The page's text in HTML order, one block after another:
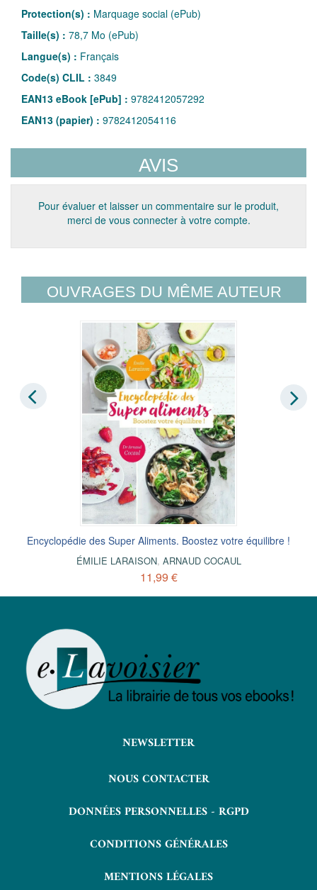
Protection(s) : Marquage social (ePub)
Taille(s) : 78,7 Mo (ePub)
Langue(s) : Français
Code(s) CLIL : 3849
EAN13 eBook [ePub] : 9782412057292
EAN13 (papier) : 9782412054116
AVIS
Pour évaluer et laisser un commentaire sur le produit,
merci de vous connecter à votre compte.
OUVRAGES DU MÊME AUTEUR
Encyclopédie des Super Aliments. Boostez votre équilibre !
ÉMILIE LARAISON, ARNAUD COCAUL
11,99 €
NEWSLETTER
NOUS CONTACTER
DONNÉES PERSONNELLES - RGPD
CONDITIONS GÉNÉRALES
MENTIONS LÉGALES